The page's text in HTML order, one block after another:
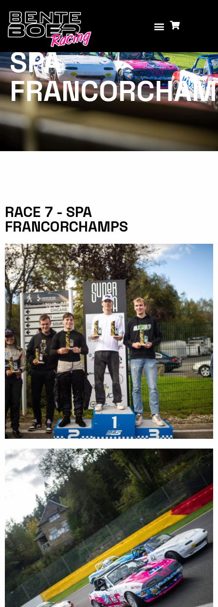
RACE 7
SPA
RACE 7 - SPA
FRANCORCHAMPS